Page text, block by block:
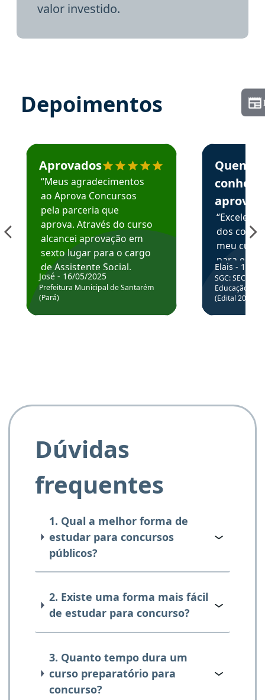
valor investido.
Depoimentos
Estudante José recomenda o Aprova Concursos em
Aprovados
“Meus agradecimentos
ao Aprova Concursos
pela parceria que
aprova. Através do curso
alcancei aprovação em
sexto lugar para o cargo
de Assistente Social.
Hoje estou atuando na
Prefeitura de Santarém.
José - 16/05/2025
Prefeitura Municipal de Santarém
(Pará)
Estudante
Quem
aprova
dos
meu
para
colocar
através
de
Elais - 15/
SGC: SEC BA
Educação
(Edital
Dúvidas
frequentes
1. Qual a melhor forma de
estudar para concursos
públicos?
2. Existe uma forma mais fácil
de estudar para concurso?
3. Quanto tempo dura um
curso preparatório para
concurso?